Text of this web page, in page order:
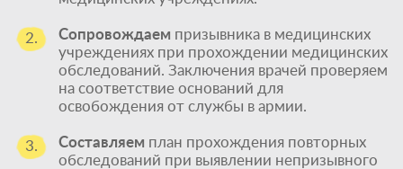
2. Сопровождаем призывника в медицинских
учреждениях при прохождении медицинских
обследований. Заключения врачей проверяем
на соответствие оснований для
освобождения от службы в армии.
3. Составляем план прохождения повторных
обследований при выявлении непризывного